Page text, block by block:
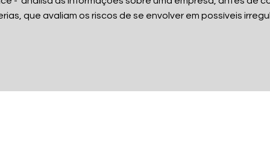
que avaliam os riscos de se envolver em possíveis